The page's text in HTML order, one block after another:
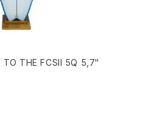
TO THE FCSII 5Q 5,7"